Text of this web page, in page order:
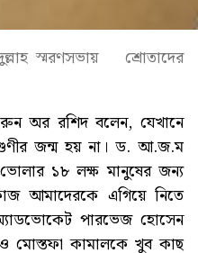
স্মরণসভায় শ্রোতাদের
অর রশিদ বলেন, যেখানে
জন্ম হয় না। ড. আ.জ.ম
১৮ লক্ষ মানুষের জন্য
আমাদেরকে এগিয়ে নিতে
পারভেজ হোসেন
মোস্তফা কামালকে খুব কাছ